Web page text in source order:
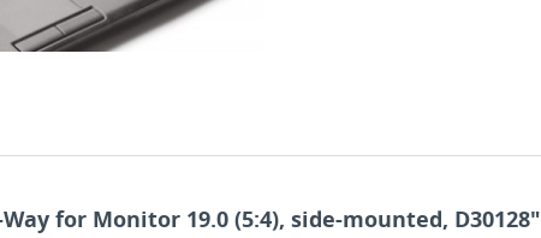
for Monitor 19.0 (5:4), side-mounted, D30128"